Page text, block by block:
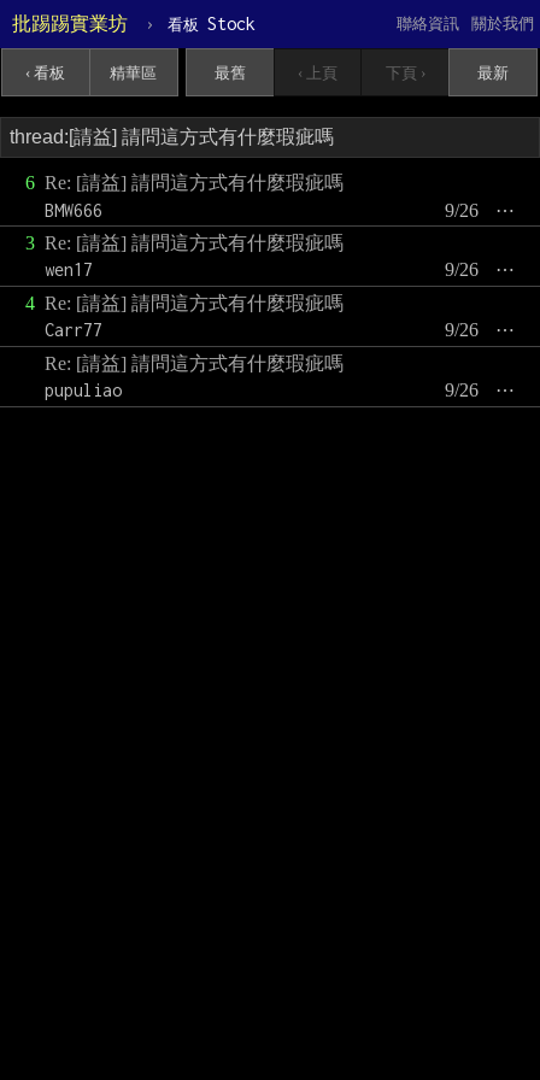
批踢踢實業坊 › 看板 Stock 關於我們
聯絡資訊
‹ 看板 精華區 最舊 ‹ 上頁 下頁 › 最新
6 Re: [請益] 請問這方式有什麼瑕疵嗎
BMW666
⋯
9/26
3 Re: [請益] 請問這方式有什麼瑕疵嗎
wen17
⋯
9/26
4 Re: [請益] 請問這方式有什麼瑕疵嗎
Carr77
⋯
9/26
Re: [請益] 請問這方式有什麼瑕疵嗎
pupuliao
⋯
9/26